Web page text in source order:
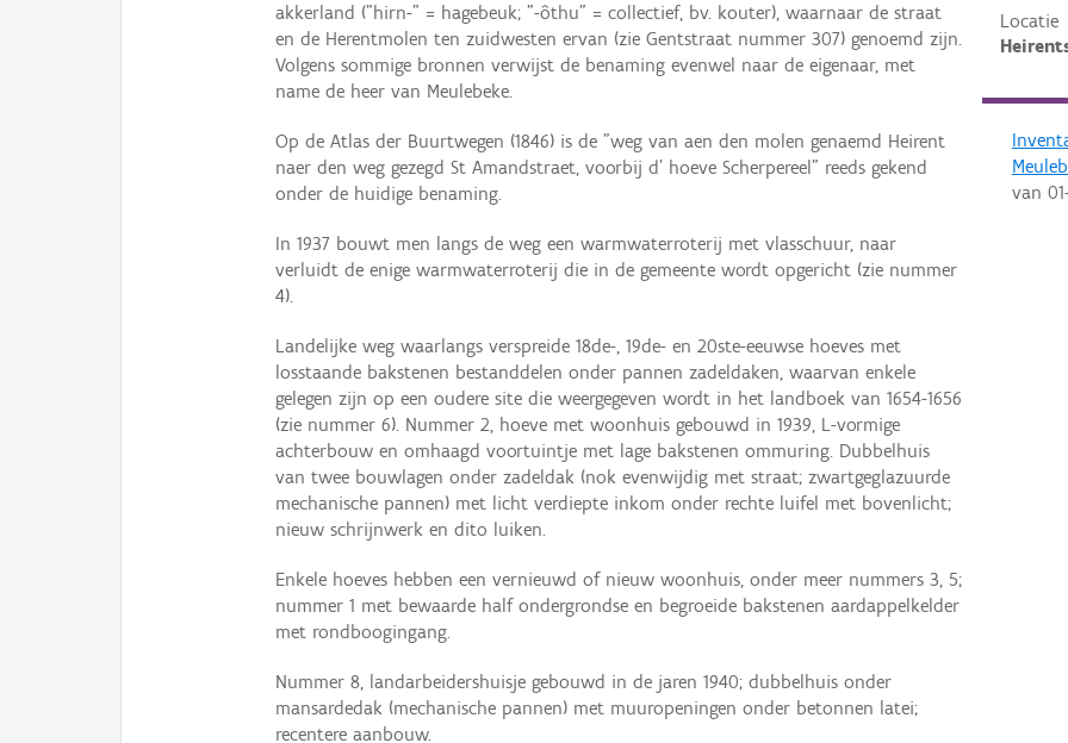
Locatie
van
akkerland ("hirn-" = hagebeuk; "-ôthu" = collectief, bv. kouter), waarnaar de straat
en de Herentmolen ten zuidwesten ervan (zie Gentstraat nummer 307) genoemd zijn.
Volgens sommige bronnen verwijst de benaming evenwel naar de eigenaar, met
name de heer van Meulebeke.
Op de Atlas der Buurtwegen (1846) is de "weg van aen den molen genaemd Heirent
naer den weg gezegd St Amandstraet, voorbij d' hoeve Scherpereel" reeds gekend
onder de huidige benaming.
In 1937 bouwt men langs de weg een warmwaterroterij met vlasschuur, naar
verluidt de enige warmwaterroterij die in de gemeente wordt opgericht (zie nummer
4).
Landelijke weg waarlangs verspreide 18de-, 19de- en 20ste-eeuwse hoeves met
losstaande bakstenen bestanddelen onder pannen zadeldaken, waarvan enkele
gelegen zijn op een oudere site die weergegeven wordt in het landboek van 1654-1656
(zie nummer 6). Nummer 2, hoeve met woonhuis gebouwd in 1939, L-vormige
achterbouw en omhaagd voortuintje met lage bakstenen ommuring. Dubbelhuis
van twee bouwlagen onder zadeldak (nok evenwijdig met straat; zwartgeglazuurde
mechanische pannen) met licht verdiepte inkom onder rechte luifel met bovenlicht;
nieuw schrijnwerk en dito luiken.
Enkele hoeves hebben een vernieuwd of nieuw woonhuis, onder meer nummers 3, 5;
nummer 1 met bewaarde half ondergrondse en begroeide bakstenen aardappelkelder
met rondboogingang.
Nummer 8, landarbeidershuisje gebouwd in de jaren 1940; dubbelhuis onder
mansardedak (mechanische pannen) met muuropeningen onder betonnen latei;
recentere aanbouw.